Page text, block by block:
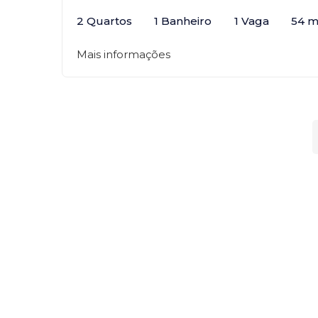
2 Quartos 1 Banheiro 1 Vaga 54
Mais informações